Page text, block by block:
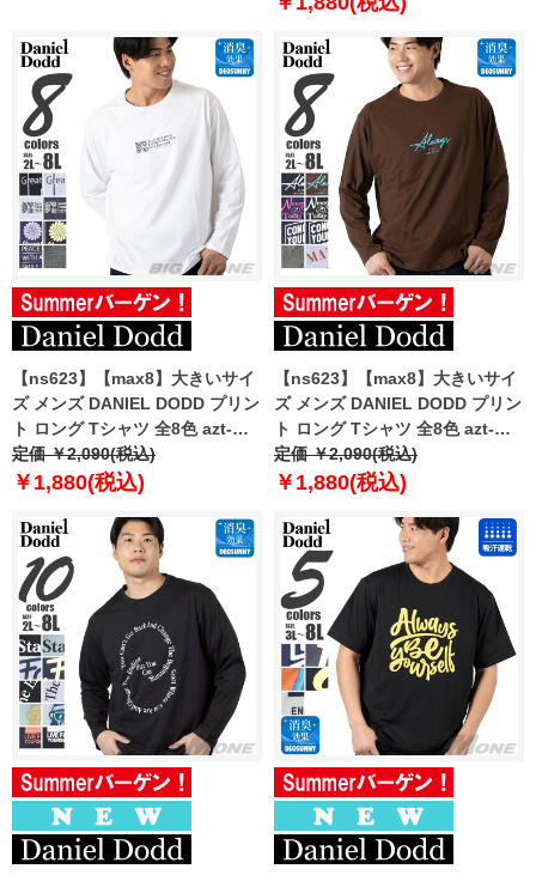
【ns623】【max8】大きいサイ
ズ メンズ DANIEL DODD プリン
ト ロング Tシャツ 全8色 azt-
2504pt2 【t2502】
定価 ￥2,090(税込)
￥1,880(税込)
【ns623】【max8】大きいサイ
ズ メンズ DANIEL DODD プリン
ト ロング Tシャツ 全8色 azt-
2504pt3 【t2502】
定価 ￥2,090(税込)
￥1,880(税込)